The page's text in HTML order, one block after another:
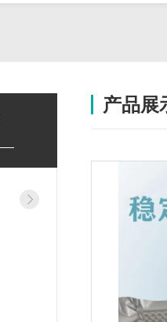
产品展